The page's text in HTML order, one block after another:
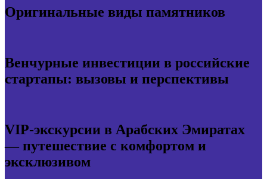
Оригинальные виды памятников
Венчурные инвестиции в российские
стартапы: вызовы и перспективы
VIP-экскурсии в Арабских Эмиратах
— путешествие с комфортом и
эксклюзивом